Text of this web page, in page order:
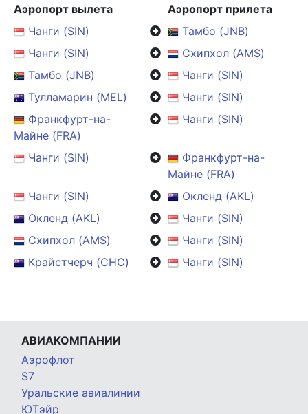
Аэропорт вылета
Аэропорт прилета
Чанги (SIN)
Тамбо (JNB)
Чанги (SIN)
Схипхол (AMS)
Тамбо (JNB)
Чанги (SIN)
Тулламарин (MEL)
Чанги (SIN)
Франкфурт-на-
Майне (FRA)
Чанги (SIN)
Чанги (SIN)
Франкфурт-на-
Майне (FRA)
Чанги (SIN)
Окленд (AKL)
Окленд (AKL)
Чанги (SIN)
Схипхол (AMS)
Чанги (SIN)
Крайстчерч (CHC)
Чанги (SIN)
АВИАКОМПАНИИ
Аэрофлот
S7
Уральские авиалинии
ЮТэйр